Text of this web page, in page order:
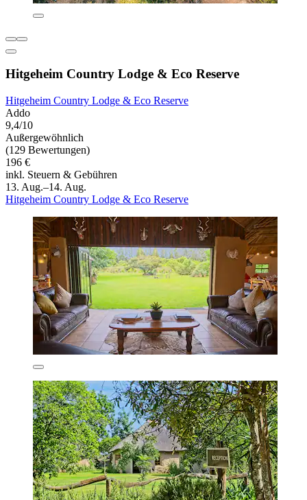
Hitgeheim Country Lodge & Eco Reserve
Hitgeheim Country Lodge & Eco Reserve
Addo
9,4/10
Außergewöhnlich
(129 Bewertungen)
196 €
inkl. Steuern & Gebühren
13. Aug.–14. Aug.
Hitgeheim Country Lodge & Eco Reserve